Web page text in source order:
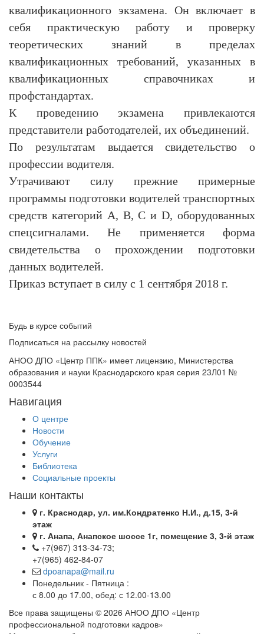
квалификационного экзамена. Он включает в
себя практическую работу и проверку
теоретических знаний в пределах
квалификационных требований, указанных в
квалификационных справочниках и
профстандартах.
К проведению экзамена привлекаются
представители работодателей, их объединений.
По результатам выдается свидетельство о
профессии водителя.
Утрачивают силу прежние примерные
программы подготовки водителей транспортных
средств категорий А, В, С и D, оборудованных
спецсигналами. Не применяется форма
свидетельства о прохождении подготовки
данных водителей.
Приказ вступает в силу с 1 сентября 2018 г.
Будь в курсе событий
Подписаться на рассылку новостей
АНОО ДПО «Центр ППК» имеет лицензию, Министерства
образования и науки Краснодарского края серия 23Л01 №
0003544
Навигация
О центре
Новости
Обучение
Услуги
Библиотека
Социальные проекты
Наши контакты
г. Краснодар, ул. им.Кондратенко Н.И., д.15, 3-й
этаж
г. Анапа, Анапское шоссе 1г, помещение 3, 3-й этаж
+7(967) 313-34-73;
+7(965) 462-84-07
dpoanapa@mail.ru
Понедельник - Пятница :
с 8.00 до 17.00, обед: с 12.00-13.00
Все права защищены © 2026 АНОО ДПО «Центр
профессиональной подготовки кадров»